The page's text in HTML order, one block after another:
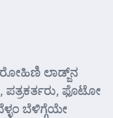
ಲಾಡ್ಜ್‌ನ
ಪತ್ರಕರ್ತರು, ಫೊಟೋ
ಬೆಳಿಗ್ಗೆಯೇ